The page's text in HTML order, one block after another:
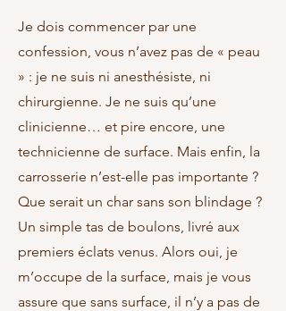
Je dois commencer par une
confession, vous n’avez pas de « peau
» : je ne suis ni anesthésiste, ni
chirurgienne. Je ne suis qu’une
clinicienne… et pire encore, une
technicienne de surface. Mais enfin, la
carrosserie n’est-elle pas importante ?
Que serait un char sans son blindage ?
Un simple tas de boulons, livré aux
premiers éclats venus. Alors oui, je
m’occupe de la surface, mais je vous
assure que sans surface, il n’y a pas de